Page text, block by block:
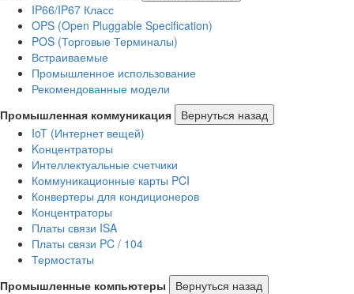
IP66/IP67 Класс
OPS (Open Pluggable Specification)
POS (Торговые Терминалы)
Встраиваемые
Промышленное использование
Рекомендованные модели
Промышленная коммуникация
Вернуться назад
IoT (Интернет вещей)
Kонцентраторы
Интеллектуальные счетчики
Коммуникационные карты PCI
Конвертеры для кондиционеров
Концентраторы
Платы связи ISA
Платы связи PC / 104
Термостаты
Промышленные компьютеры
Вернуться назад